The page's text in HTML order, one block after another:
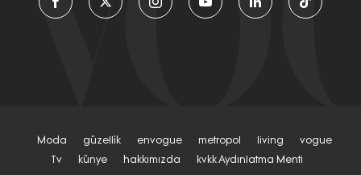
Moda Güzelli̇k Envogue Metropol Living
Vogue
Tv
Künye Hakkımızda Kvkk Aydınlatma Menti